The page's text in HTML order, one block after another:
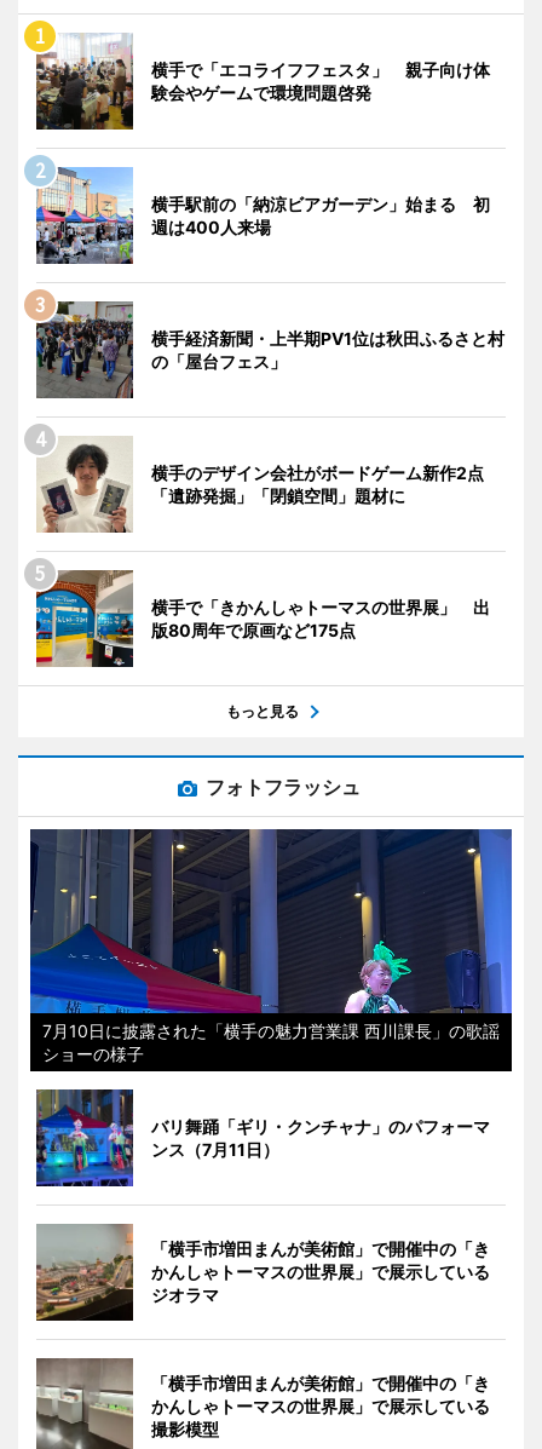
横手で「エコライフフェスタ」 親子向け体
験会やゲームで環境問題啓発
横手駅前の「納涼ビアガーデン」始まる 初
週は400人来場
横手経済新聞・上半期PV1位は秋田ふるさと村
の「屋台フェス」
横手のデザイン会社がボードゲーム新作2点
「遺跡発掘」「閉鎖空間」題材に
横手で「きかんしゃトーマスの世界展」 出
版80周年で原画など175点
もっと見る
フォトフラッシュ
7月10日に披露された「横手の魅力営業課 西川課長」の歌謡
ショーの様子
バリ舞踊「ギリ・クンチャナ」のパフォーマ
ンス（7月11日）
「横手市増田まんが美術館」で開催中の「き
かんしゃトーマスの世界展」で展示している
ジオラマ
「横手市増田まんが美術館」で開催中の「き
かんしゃトーマスの世界展」で展示している
撮影模型